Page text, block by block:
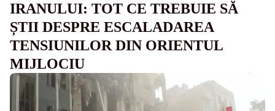
IRANULUI: TOT CE TREBUIE SĂ
ȘTII DESPRE ESCALADAREA
TENSIUNILOR DIN ORIENTUL
MIJLOCIU